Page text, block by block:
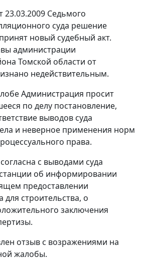
23.03.2009 Седьмого
суда решение
новый судебный акт.
администрации
Томской области от
недействительным.
Администрация просит
по делу постановление,
выводов суда
и неверное применения норм
права.
с выводами суда
об информировании
предоставлении
для строительства, о
заключения
отзыв с возражениями на
жалобы.